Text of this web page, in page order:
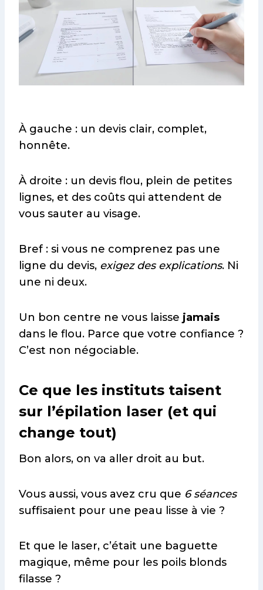
À gauche : un devis clair, complet,
honnête.
À droite : un devis flou, plein de petites
lignes, et des coûts qui attendent de
vous sauter au visage.
Bref : si vous ne comprenez pas une
ligne du devis, exigez des explications. Ni
une ni deux.
Un bon centre ne vous laisse jamais
dans le flou. Parce que votre confiance ?
C’est non négociable.
Ce que les instituts taisent
sur l’épilation laser (et qui
change tout)
Bon alors, on va aller droit au but.
Vous aussi, vous avez cru que 6 séances
suffisaient pour une peau lisse à vie ?
Et que le laser, c’était une baguette
magique, même pour les poils blonds
filasse ?